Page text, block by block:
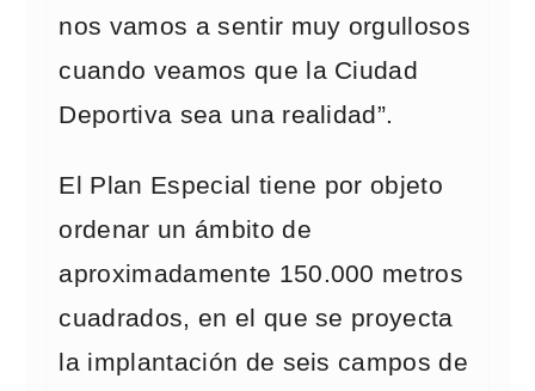
nos vamos a sentir muy orgullosos
cuando veamos que la Ciudad
Deportiva sea una realidad”.
El Plan Especial tiene por objeto
ordenar un ámbito de
aproximadamente 150.000 metros
cuadrados, en el que se proyecta
la implantación de seis campos de